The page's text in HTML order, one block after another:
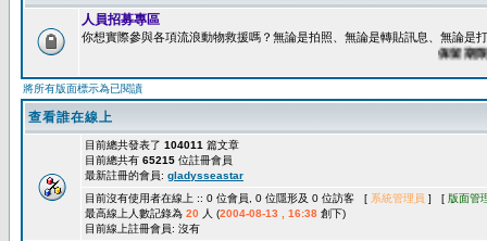
人員招募專區
你想實際參與各項流浪動物救援嗎？無論是拍照、無論是轉貼訊息、無論是
保留期限：
將所有版面標示為已閱讀
查看誰在線上
目前總共發表了 104011 篇文章
目前總共有 65215 位註冊會員
最新註冊的會員: gladysseastar
目前沒有使用者在線上 :: 0 位會員, 0 位隱形及 0 位訪客 [ 系統管理員 ] [ 版面管
最高線上人數記錄為 20 人 (2004-08-13 , 16:38 創下)
目前線上註冊會員: 沒有